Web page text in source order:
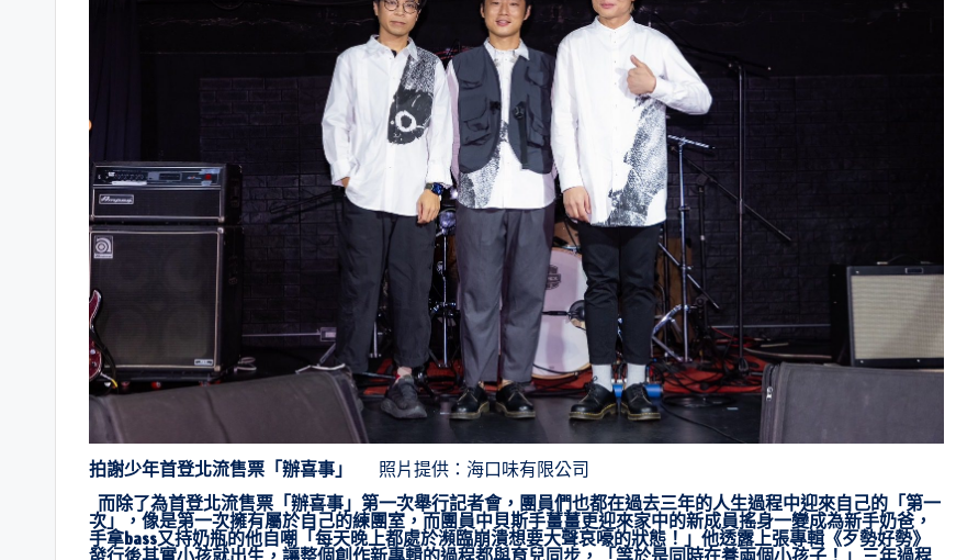
拍謝少年首登北流售票「辦喜事」
照片提供：海口味有限公司
而除了為首登北流售票「辦喜事」第一次舉行記者會，團員們也都在過去三年的人生過程中迎來自己的「第一
次」，像是第一次擁有屬於自己的練團室，而團員中貝斯手薑薑更迎來家中的新成員搖身一變成為新手奶爸，
手拿bass又持奶瓶的他自嘲「每天晚上都處於瀕臨崩潰想要大聲哀嚎的狀態！」他透露上張專輯《歹勢好勢》